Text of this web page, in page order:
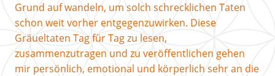
Grund auf wandeln, um solch schrecklichen Taten
schon weit vorher entgegenzuwirken. Diese
Gräueltaten Tag für Tag zu lesen,
zusammenzutragen und zu veröffentlichen gehen
mir persönlich, emotional und körperlich sehr an die